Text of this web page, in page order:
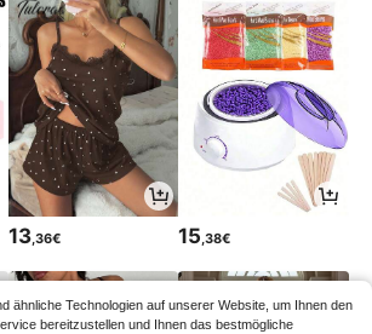
13,36€ 15 ,38€
ähnliche Technologien auf unserer Website, um Ihnen den
bereitzustellen und Ihnen das bestmögliche